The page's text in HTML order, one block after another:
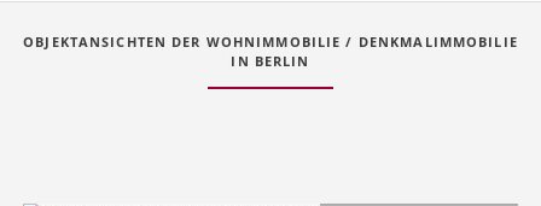
OBJEKTANSICHTEN DER WOHNIMMOBILIE / DENKMALIMMOBILIE
IN BERLIN